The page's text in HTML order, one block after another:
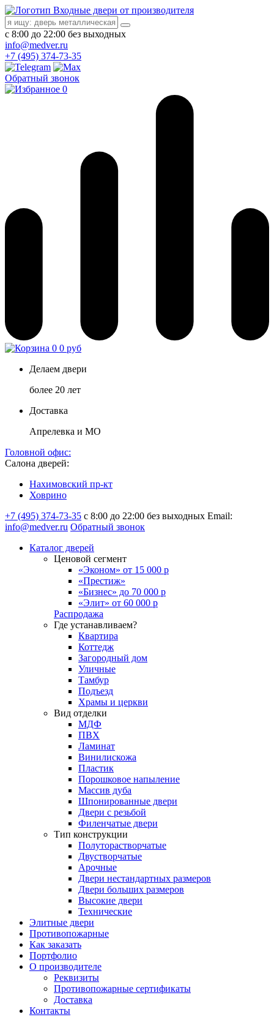
Входные двери от производителя
с 8:00 до 22:00 без выходных
info@medver.ru
+7 (495) 374-73-35
Обратный звонок
0
0 0 руб
Делаем двери
более 20 лет
Доставка
Апрелевка и МО
Головной офис:
Салона дверей:
Нахимовский пр-кт
Ховрино
+7 (495) 374-73-35 с 8:00 до 22:00 без выходных Email:
info@medver.ru Обратный звонок
Каталог дверей
Ценовой сегмент
«Эконом» от 15 000 р
«Престиж»
«Бизнес» до 70 000 р
«Элит» от 60 000 р
Распродажа
Где устанавливаем?
Квартира
Коттедж
Загородный дом
Уличные
Тамбур
Подъезд
Храмы и церкви
Вид отделки
МДФ
ПВХ
Ламинат
Винилискожа
Пластик
Порошковое напыление
Массив дуба
Шпонированные двери
Двери с резьбой
Филенчатые двери
Тип конструкции
Полуторастворчатые
Двустворчатые
Арочные
Двери нестандартных размеров
Двери больших размеров
Высокие двери
Технические
Элитные двери
Противопожарные
Как заказать
Портфолио
О производителе
Реквизиты
Противопожарные сертификаты
Доставка
Контакты